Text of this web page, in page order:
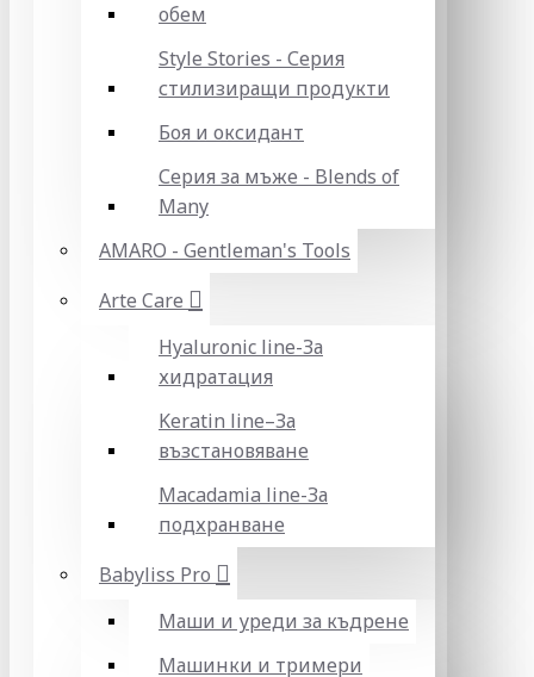
обем
Style Stories - Серия
стилизиращи продукти
Боя и оксидант
Серия за мъже - Blends of
Many
AMARO - Gentleman's Tools
Arte Care
Hyaluronic line-За
хидратация
Keratin line–За
възстановяване
Macadamia line-За
подхранване
Babyliss Pro
Маши и уреди за къдрене
Машинки и тримери